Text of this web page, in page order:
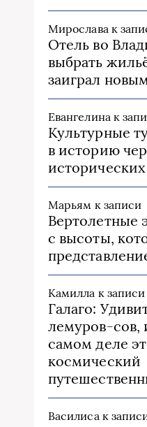
Мирослава к
Отель во
выбрать
заиграл
Евангелина к
Культурные
в историю
Марьям к записи
Вертолетные
с высоты,
Камилла к записи
Галаго:
лемуров-сов,
самом деле
космический
Василиса к